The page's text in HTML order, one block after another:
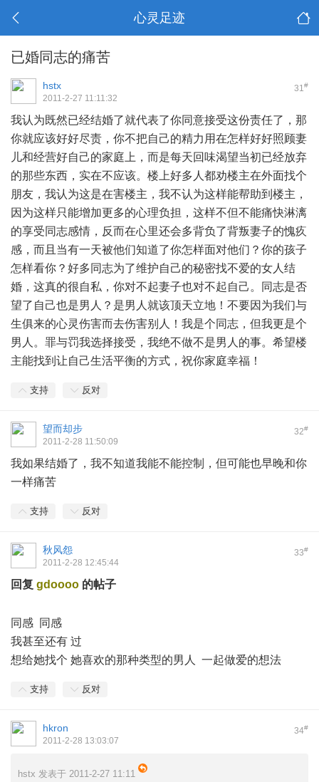
心灵足迹
已婚同志的痛苦
31#
hstx
2011-2-27 11:11:32
我认为既然已经结婚了就代表了你同意接受这份责任了，那
你就应该好好尽责，你不把自己的精力用在怎样好好照顾妻
儿和经营好自己的家庭上，而是每天回味渴望当初已经放弃
的那些东西，实在不应该。楼上好多人都劝楼主在外面找个
朋友，我认为这是在害楼主，我不认为这样能帮助到楼主，
因为这样只能增加更多的心理负担，这样不但不能痛快淋漓
的享受同志感情，反而在心里还会多背负了背叛妻子的愧疚
感，而且当有一天被他们知道了你怎样面对他们？你的孩子
怎样看你？好多同志为了维护自己的秘密找不爱的女人结
婚，这真的很自私，你对不起妻子也对不起自己。同志是否
望了自己也是男人？是男人就该顶天立地！不要因为我们与
生俱来的心灵伤害而去伤害别人！我是个同志，但我更是个
男人。罪与罚我选择接受，我绝不做不是男人的事。希望楼
主能找到让自己生活平衡的方式，祝你家庭幸福！
支持 反对
32#
望而却步
2011-2-28 11:50:09
我如果结婚了，我不知道我能不能控制，但可能也早晚和你
一样痛苦
支持 反对
33#
秋风怨
2011-2-28 12:45:44
回复 gdoooo 的帖子
同感 同感
我甚至还有 过
想给她找个 她喜欢的那种类型的男人 一起做爱的想法
支持 反对
34#
hkron
2011-2-28 13:03:07
hstx 发表于 2011-2-27 11:11